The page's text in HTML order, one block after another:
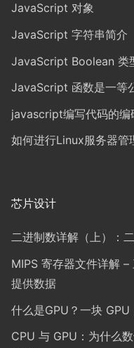
JavaScript 对象
JavaScript 字符串简介
JavaScript Boolean 类
JavaScript 函数是一等
javascript编写代码的编
如何进行Linux服务器管
芯片设计
二进制数详解（上）：
MIPS 寄存器文件详解
提供数据
什么是GPU？一块
CPU 与 GPU：为什么